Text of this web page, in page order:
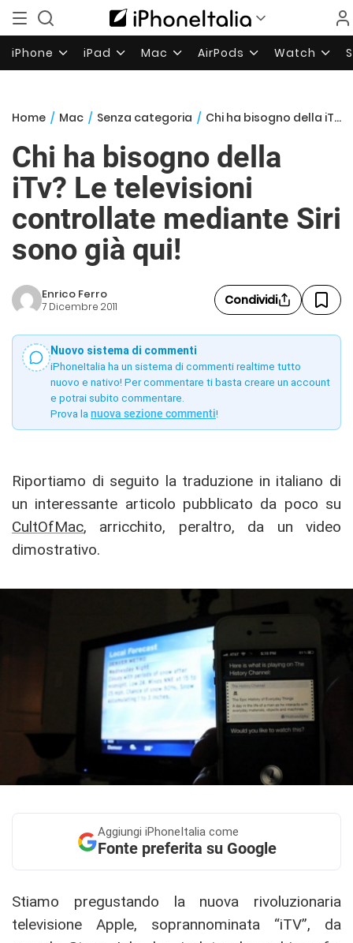
iPhone iPad Mac AirPods Watch
Home / Mac / Senza categoria / Chi ha bisogno della iTv? Le televisioni controllate mediante Siri sono già qui!
Chi ha bisogno della
iTv? Le televisioni
controllate mediante Siri
sono già qui!
Enrico Ferro
7 Dicembre 2011 Condividi
Nuovo sistema di commenti
iPhoneItalia ha un sistema di commenti realtime tutto
nuovo e nativo! Per commentare ti basta creare un account
e potrai subito commentare.
Prova la nuova sezione commenti!
Riportiamo di seguito la traduzione in italiano di
un interessante articolo pubblicato da poco su
CultOfMac, arricchito, peraltro, da un video
dimostrativo.
Aggiungi iPhoneItalia come
Fonte preferita su Google
Stiamo pregustando la nuova rivoluzionaria
televisione Apple, soprannominata “iTV”, da